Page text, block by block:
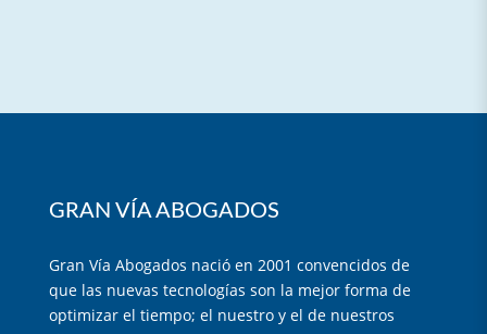
GRAN VÍA ABOGADOS
Gran Vía Abogados nació en 2001 convencidos de
que las nuevas tecnologías son la mejor forma de
optimizar el tiempo; el nuestro y el de nuestros